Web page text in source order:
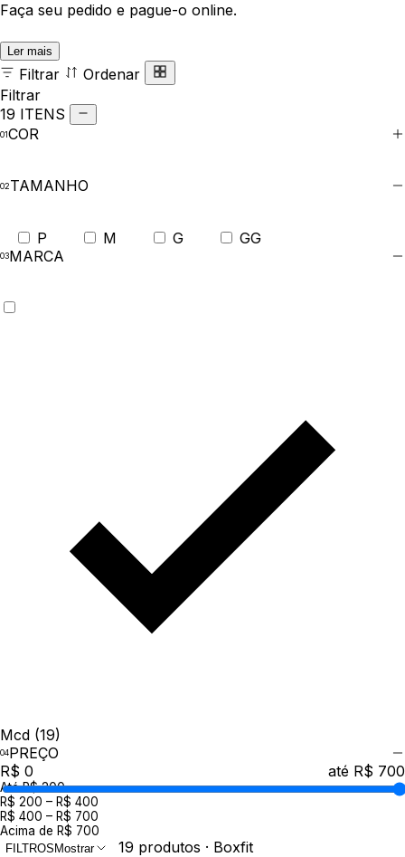
Faça seu pedido e pague-o online.
Ler mais
Filtrar
Ordenar
Filtrar
19 ITENS
COR
TAMANHO
P M G
GG
MARCA
Mcd (19)
PREÇO
R$ 0
até R$ 700
Até R$ 200
R$ 200 – R$ 400
R$ 400 – R$ 700
Acima de R$ 700
FILTROS Mostrar 19 produtos · Boxfit